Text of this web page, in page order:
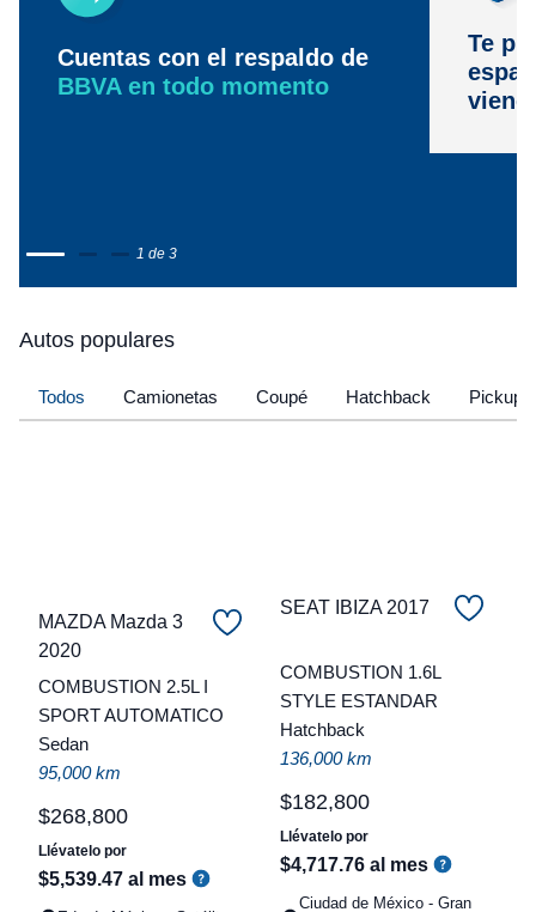
Cuentas con el respaldo de
BBVA en todo momento
Te
1 de 3
Autos populares
Todos Camionetas Coupé Hatchback Pickup
MAZDA Mazda 3
2020
COMBUSTION 2.5L I
SPORT AUTOMATICO
Sedan
95,000 km
$268,800
Llévatelo por
$5,539.47 al mes
SEAT IBIZA 2017
COMBUSTION 1.6L
STYLE ESTANDAR
Hatchback
136,000 km
$182,800
Llévatelo por
$4,717.76 al mes
Ciudad de México - Gran